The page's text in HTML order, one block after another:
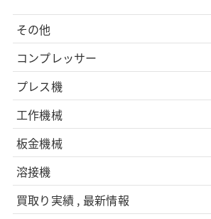
その他
コンプレッサー
プレス機
工作機械
板金機械
溶接機
買取り実績 , 最新情報